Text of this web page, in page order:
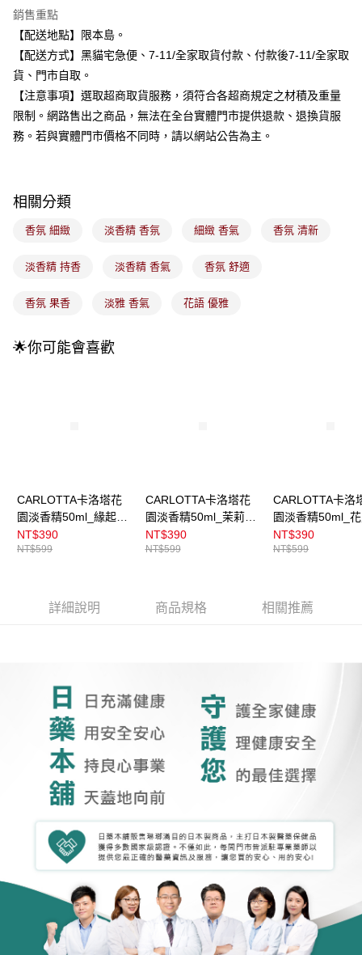
1.本服務由台灣大哥大提供，台灣大哥大用戶可立即使用無須另外申請。
2.付款方式選擇「大哥付你分期」，訂單成立後會自動跳轉到大哥付的交易
流程，驗證手機門號後，選擇欲分期的期數、繳款截止日，確認付款後即完
成交易。
3.實際核准額度、可分期數及費用金額請依後續交易確認頁面所載為準。
消。如遇「轉專審核」未通過狀況，表示未達大哥付你分期系統評分，恕無
法說明評估內容。
【繳款方式說明】
1.分期款項不併入電信帳單，「大哥付你分期」於每月結算日後寄送繳費提
1.本服務係由「台灣大哥大股份有限公司」（以下簡稱本公司）所提供，讓
買賣價金債權讓與本公司後，依約使用本公司帳單繳交帳款。
由本公司與您本人進行分期帳單所需資料之確認、核對及更正。
ATM付款
運送方式
全家取貨付款
每筆NT$100，滿NT$899(含以上)免運費
付款後全家取貨
每筆NT$100，滿NT$899(含以上)免運費
付款後7-11取貨
每筆NT$100，滿NT$899(含以上)免運費
每筆NT$100，滿NT$399(含以上)免運費
銷售重點
【配送地點】限本島。
【配送方式】黑貓宅急便、7-11/全家取貨付款、付款後7-11/全家取
貨、門市自取。
【注意事項】選取超商取貨服務，須符合各超商規定之材積及重量
限制。網路售出之商品，無法在全台實體門市提供退款、退換貨服
務。若與實體門市價格不同時，請以網站公告為主。
相關分類
香氛 細緻 淡香精 香氛 細緻 香氣 香氛 清新
淡香精 持香 淡香精 香氣 香氛 舒適
香氛 果香 淡雅 香氣 花語 優雅
🌟你可能會喜歡
CARLOTTA卡洛塔花
園淡香精50ml_緣起微
霧
NT$390
NT$599
CARLOTTA卡洛塔花
園淡香精50ml_茉莉盛
典
NT$390
NT$599
CARLOTTA卡洛
園淡香精50ml_
露
NT$390
NT$599
詳細說明 商品規格 相關推薦